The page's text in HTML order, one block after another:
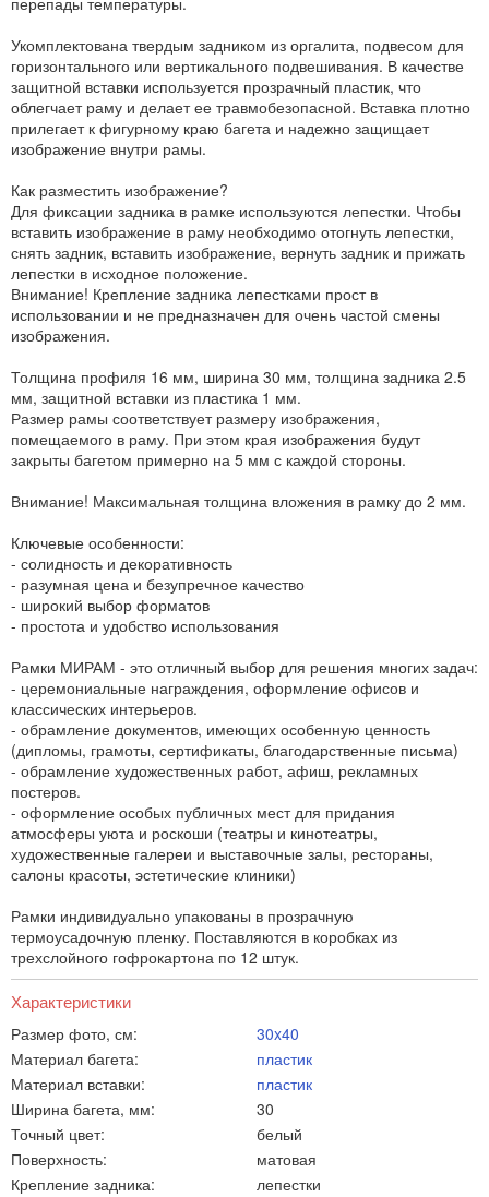
Укомплектована твердым задником из оргалита, подвесом для
горизонтального или вертикального подвешивания. В качестве
защитной вставки используется прозрачный пластик, что
облегчает раму и делает ее травмобезопасной. Вставка плотно
прилегает к фигурному краю багета и надежно защищает
изображение внутри рамы.
Как разместить изображение?
Для фиксации задника в рамке используются лепестки. Чтобы
вставить изображение в раму необходимо отогнуть лепестки,
снять задник, вставить изображение, вернуть задник и прижать
лепестки в исходное положение.
Внимание! Крепление задника лепестками прост в
использовании и не предназначен для очень частой смены
изображения.
Толщина профиля 16 мм, ширина 30 мм, толщина задника 2.5
мм, защитной вставки из пластика 1 мм.
Размер рамы соответствует размеру изображения,
помещаемого в раму. При этом края изображения будут
закрыты багетом примерно на 5 мм с каждой стороны.
Внимание! Максимальная толщина вложения в рамку до 2 мм.
Ключевые особенности:
- солидность и декоративность
- разумная цена и безупречное качество
- широкий выбор форматов
- простота и удобство использования
Рамки МИРАМ - это отличный выбор для решения многих задач:
- церемониальные награждения, оформление офисов и
классических интерьеров.
- обрамление документов, имеющих особенную ценность
(дипломы, грамоты, сертификаты, благодарственные письма)
- обрамление художественных работ, афиш, рекламных
постеров.
- оформление особых публичных мест для придания
атмосферы уюта и роскоши (театры и кинотеатры,
художественные галереи и выставочные залы, рестораны,
салоны красоты, эстетические клиники)
Рамки индивидуально упакованы в прозрачную
термоусадочную пленку. Поставляются в коробках из
трехслойного гофрокартона по 12 штук.
Характеристики
Размер фото, см:
30x40
Материал багета:
пластик
Материал вставки:
пластик
Ширина багета, мм:
30
Точный цвет:
белый
Поверхность:
матовая
Крепление задника:
лепестки